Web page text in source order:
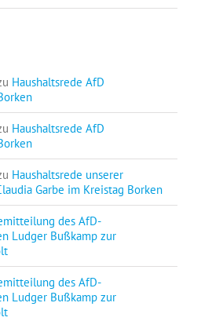
Haushaltsrede AfD
Haushaltsrede AfD
Haushaltsrede unserer
Garbe im Kreistag Borken
des AfD-
Ludger Bußkamp zur
des AfD-
Ludger Bußkamp zur